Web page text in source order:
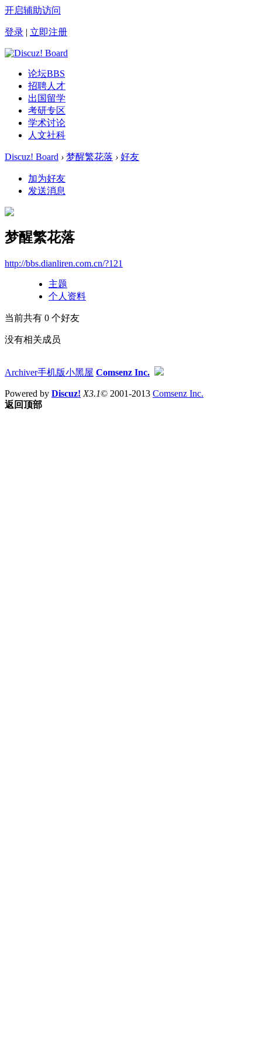
开启辅助访问
登录 | 立即注册
论坛BBS
招聘人才
出国留学
考研专区
学术讨论
人文社科
Discuz! Board › 梦醒繁花落 › 好友
加为好友
发送消息
梦醒繁花落
http://bbs.dianliren.com.cn/?121
主题
个人资料
当前共有 0 个好友
没有相关成员
Archiver手机版小黑屋 Comsenz Inc.
Powered by Discuz! X3.1© 2001-2013 Comsenz Inc.
返回顶部